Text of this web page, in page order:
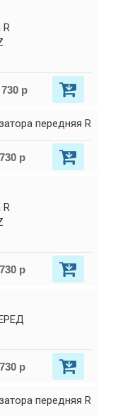
R
730 р
передняя R
730 р
R
730 р
730 р
передняя R